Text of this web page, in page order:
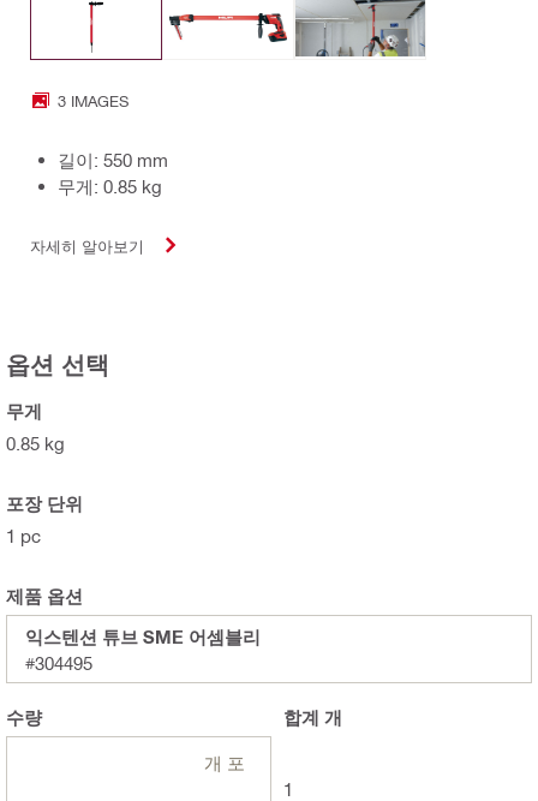
3 IMAGES
길이: 550 mm
무게: 0.85 kg
자세히 알아보기
옵션 선택
무게
0.85 kg
포장 단위
1 pc
제품 옵션
익스텐션 튜브 SME 어셈블리
#304495
수량
개 포
합계 개
1